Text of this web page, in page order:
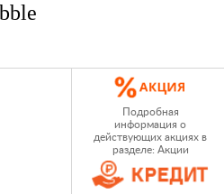
Подробная
информация о
действующих акциях в
разделе: Акции